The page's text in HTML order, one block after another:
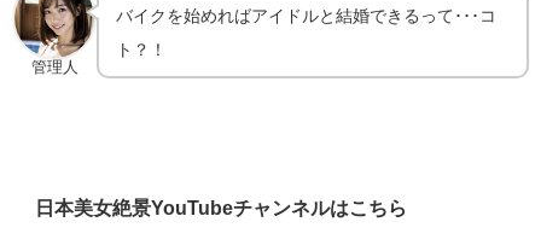
管理人
バイクを始めればアイドルと結婚できるって･･･コ
ト？！
日本美女絶景YouTubeチャンネルはこちら